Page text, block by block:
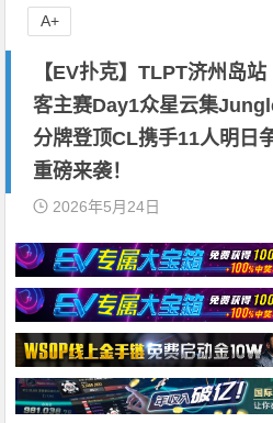
【EV扑克】TLPT济州岛
客主赛Day1众星云集
分牌登顶CL携手11人明日
重磅来袭！
2026年5月24日
A+